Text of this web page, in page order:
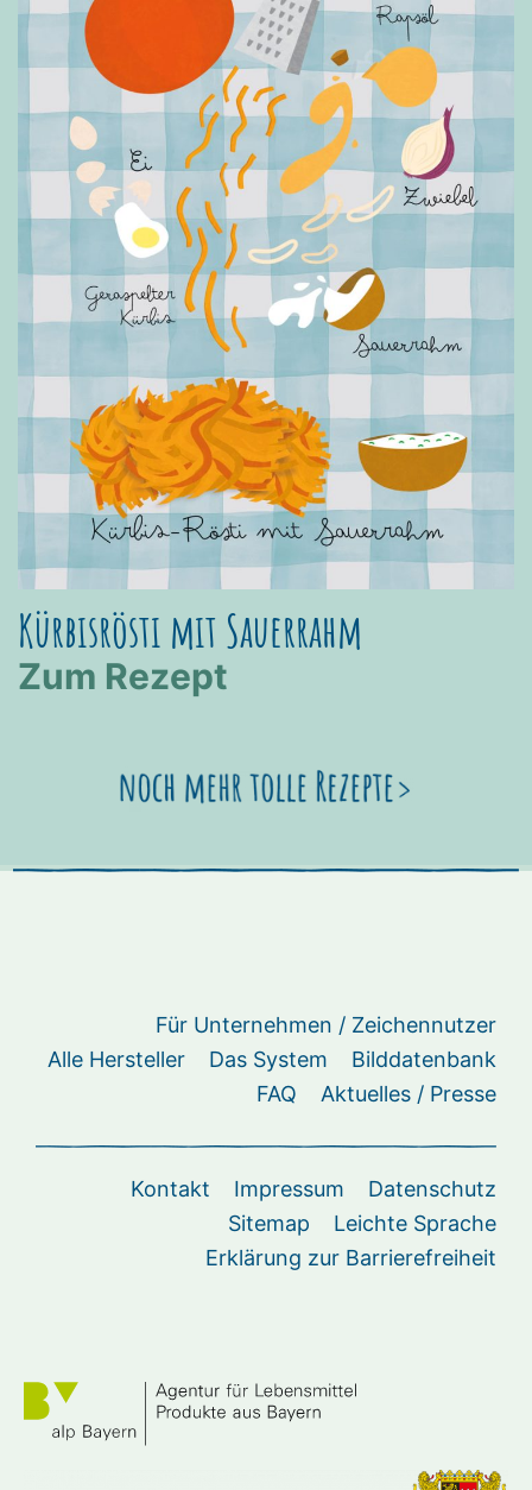
Kürbisrösti mit Sauerrahm
Zum Rezept
Für Unternehmen / Zeichennutzer
Alle Hersteller
Das System
Bilddatenbank
FAQ
Aktuelles / Presse
Kontakt Impressum
Datenschutz
Sitemap
Leichte Sprache
Erklärung zur Barrierefreiheit